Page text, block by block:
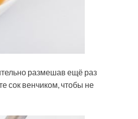
размешав ещё раз
сок венчиком, чтобы не